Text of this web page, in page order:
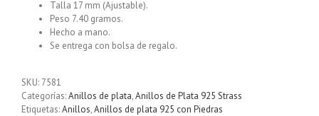
Talla 17 mm (Ajustable).
Peso 7.40 gramos.
Hecho a mano.
Se entrega con bolsa de regalo.
SKU: 7581
Categorías:Anillos de plata,Anillos de Plata 925 Strass
Etiquetas:Anillos,Anillos de plata 925 con Piedras